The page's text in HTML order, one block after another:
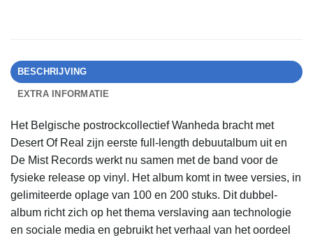
BESCHRIJVING
EXTRA INFORMATIE
Het Belgische postrockcollectief Wanheda bracht met
Desert Of Real zijn eerste full-length debuutalbum uit en
De Mist Records werkt nu samen met de band voor de
fysieke release op vinyl. Het album komt in twee versies, in
gelimiteerde oplage van 100 en 200 stuks. Dit dubbel-
album richt zich op het thema verslaving aan technologie
en sociale media en gebruikt het verhaal van het oordeel